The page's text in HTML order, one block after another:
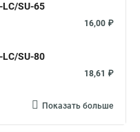
SU-65
16,00 ₽
SU-80
18,61 ₽
Показать больше